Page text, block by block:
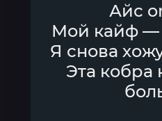
Айс
Мой кайф —
Я снова
Эта кобра